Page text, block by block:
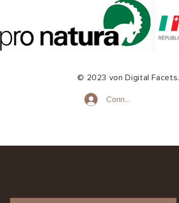
© 2023 von Digital Facets.
Connexion